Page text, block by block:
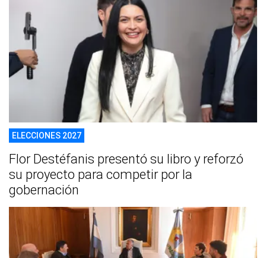
ELECCIONES 2027
Flor Destéfanis presentó su libro y reforzó
su proyecto para competir por la
gobernación